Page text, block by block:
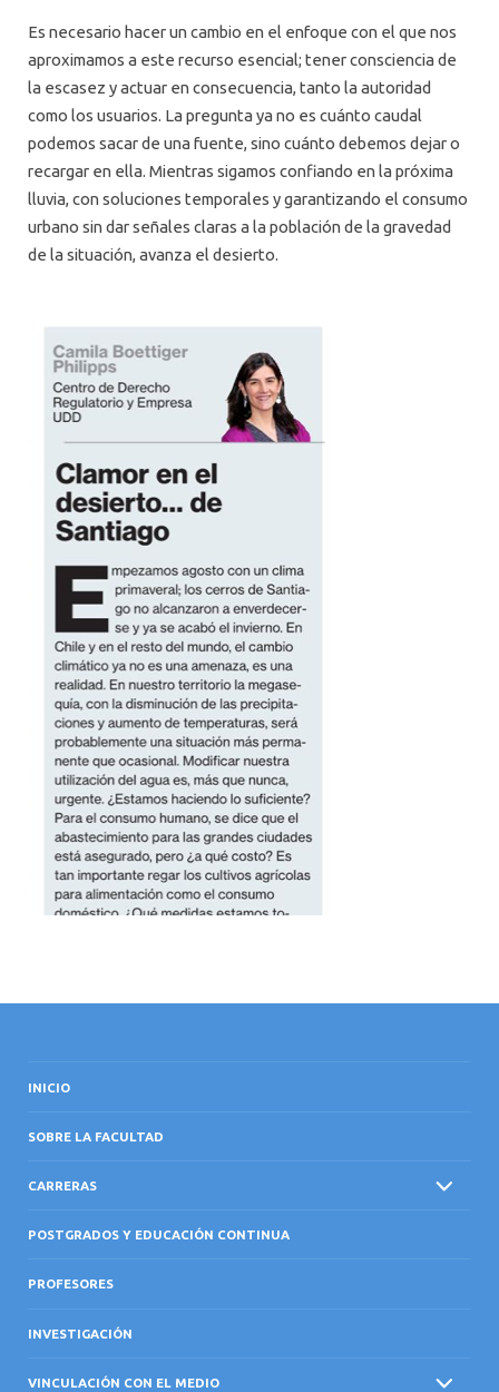
Es necesario hacer un cambio en el enfoque con el que nos
aproximamos a este recurso esencial; tener consciencia de
la escasez y actuar en consecuencia, tanto la autoridad
como los usuarios. La pregunta ya no es cuánto caudal
podemos sacar de una fuente, sino cuánto debemos dejar o
recargar en ella. Mientras sigamos confiando en la próxima
lluvia, con soluciones temporales y garantizando el consumo
urbano sin dar señales claras a la población de la gravedad
de la situación, avanza el desierto.
INICIO
SOBRE LA FACULTAD
CARRERAS
POSTGRADOS Y EDUCACIÓN CONTINUA
PROFESORES
INVESTIGACIÓN
VINCULACIÓN CON EL MEDIO